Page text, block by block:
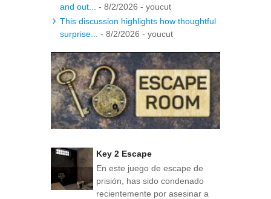
and out...
- 8/2/2026 - youcut
This discussion highlights how thoughtful
surprise...
- 8/2/2026 - youcut
Key 2 Escape
En este juego de escape de
prisión, has sido condenado
recientemente por asesinar a